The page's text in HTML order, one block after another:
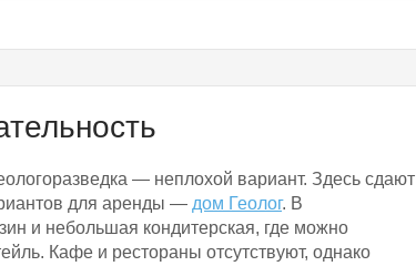
— неплохой вариант. Здесь сдают
для аренды — дом Геолог. В
и небольшая кондитерская, где можно
Кафе и рестораны отсутствуют, однако